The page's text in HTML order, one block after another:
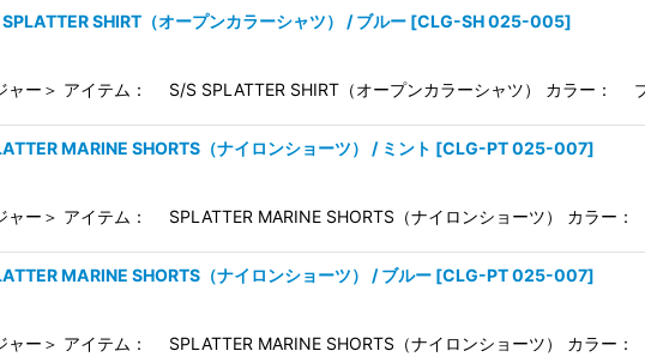
SHIRT（オープンカラーシャツ） / ブルー [CLG-SH 025-005]
ー＞ アイテム： S/S SPLATTER SHIRT（オープンカラーシャツ） カラー：
MARINE SHORTS（ナイロンショーツ） / ミント [CLG-PT 025-007]
ー＞ アイテム： SPLATTER MARINE SHORTS（ナイロンショーツ） カラー
MARINE SHORTS（ナイロンショーツ） / ブルー [CLG-PT 025-007]
ー＞ アイテム： SPLATTER MARINE SHORTS（ナイロンショーツ） カラー